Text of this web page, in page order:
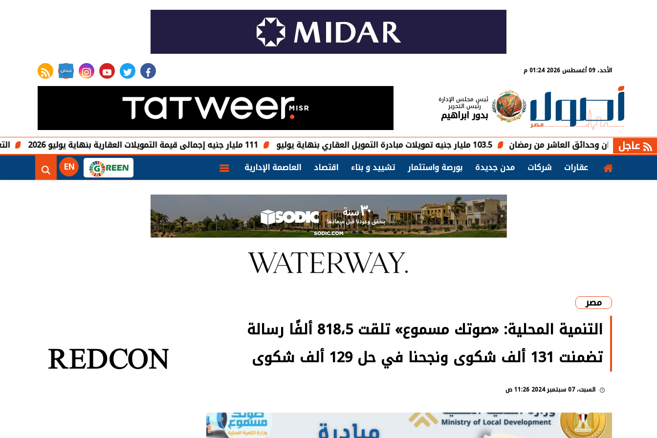
الأحد، 09 أغسطس 2026 01:24 م facebook
twitter
youtube
instagram
rss feed
رئيس مجلس الإدارة
رئيس التحرير
بدور ابراهيم
عاجل التعليم العالي: 111 مليار جنيه إجمالى قيمة التمويلات العقارية بنهاية يوليو 2026 103.5 مليار جنيه تمويلات مبادرة التمويل العقاري بنهاية يوليو
وحدائق العاشر من رمضان
عقارات
شركات مدن جديدة بورصة واستثمار تشييد و بناء اقتصاد العاصمة الإدارية EN
مصر
التنمية المحلية: «صوتك مسموع» تلقت 818،5 ألفًا رسالة
تضمنت 131 ألف شكوى ونجحنا في حل 129 ألف شكوى
السبت، 07 سبتمبر 2024 11:26 ص